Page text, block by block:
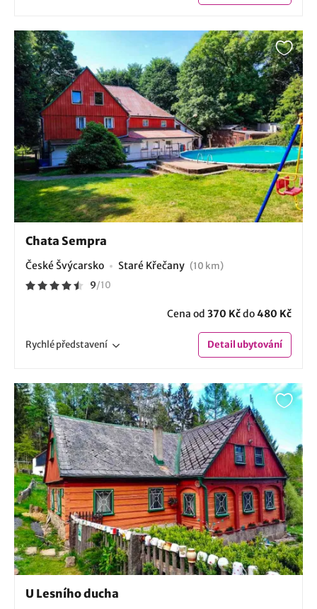
Chata Sempra
České Švýcarsko Staré Křečany (10 km)
9/10
Cena od 370 Kčdo480 Kč
Rychlépředstavení Detailubytování
U Lesního ducha